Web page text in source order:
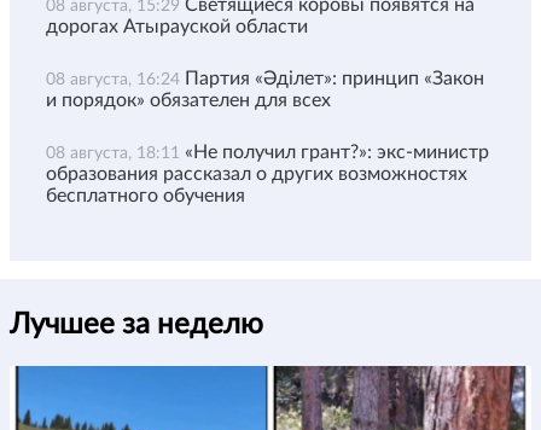
08 августа, 15:29 Светящиеся коровы появятся на
дорогах Атырауской области
08 августа, 16:24 Партия «Әділет»: принцип «Закон
и порядок» обязателен для всех
08 августа, 18:11 «Не получил грант?»: экс-министр
образования рассказал о других возможностях
бесплатного обучения
Лучшее за неделю